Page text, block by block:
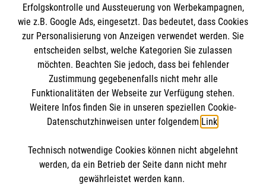
Newsletter abonnieren
Cookies verwalten|AGB|Impressum|Datenschutz
Barrierefreiheit |Kontakt| Sharepoint|Mediathek
Erfolgskontrolle und Aussteuerung von Werbekampagnen,
wie z.B. Google Ads, eingesetzt. Das bedeutet, dass Cookies
zur Personalisierung von Anzeigen verwendet werden. Sie
entscheiden selbst, welche Kategorien Sie zulassen
möchten. Beachten Sie jedoch, dass bei fehlender
Zustimmung gegebenenfalls nicht mehr alle
Funktionalitäten der Webseite zur Verfügung stehen.
Weitere Infos finden Sie in unseren speziellen Cookie-
Datenschutzhinweisen unter folgendem Link.
Technisch notwendige Cookies können nicht abgelehnt
werden, da ein Betrieb der Seite dann nicht mehr
gewährleistet werden kann.